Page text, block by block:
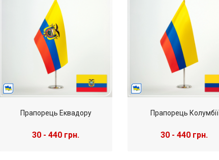
Прапорець Еквадору
30 - 440 грн.
Прапорець Колумбії
30 - 440 грн.